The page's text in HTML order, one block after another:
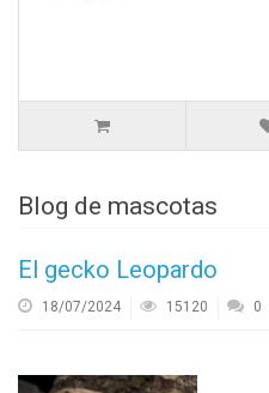
Blog de mascotas
El gecko Leopardo
18/07/2024 15120 0